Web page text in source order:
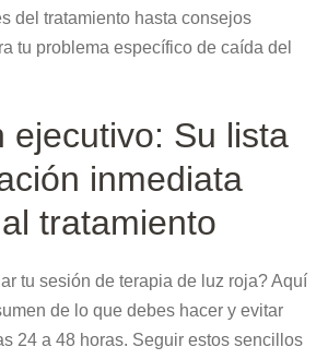
del tratamiento hasta consejos
tu problema específico de caída del
ejecutivo: Su lista
inmediata
tratamiento
tu sesión de terapia de luz roja? Aquí
de lo que debes hacer y evitar
24 a 48 horas. Seguir estos sencillos